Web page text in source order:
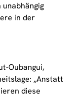
in der
Oubangui,
„Anstatt
diese